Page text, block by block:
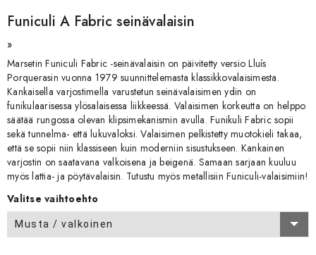
Funiculi A Fabric seinävalaisin
»
Marsetin Funiculi Fabric -seinävalaisin on päivitetty versio Lluís
Porquerasin vuonna 1979 suunnittelemasta klassikkovalaisimesta.
Kankaisella varjostimella varustetun seinävalaisimen ydin on
funikulaarisessa ylösalaisessa liikkeessä. Valaisimen korkeutta on helppo
säätää rungossa olevan klipsimekanismin avulla. Funikuli Fabric sopii
sekä tunnelma- että lukuvaloksi. Valaisimen pelkistetty muotokieli takaa,
että se sopii niin klassiseen kuin moderniin sisustukseen. Kankainen
varjostin on saatavana valkoisena ja beigenä. Samaan sarjaan kuuluu
myös lattia- ja pöytävalaisin. Tutustu myös metallisiin Funiculi-valaisimiin!
Valitse vaihtoehto
Musta / valkoinen